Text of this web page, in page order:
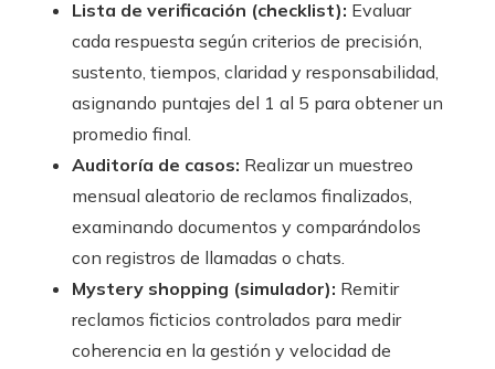
Lista de verificación (checklist): Evaluar
cada respuesta según criterios de precisión,
sustento, tiempos, claridad y responsabilidad,
asignando puntajes del 1 al 5 para obtener un
promedio final.
Auditoría de casos: Realizar un muestreo
mensual aleatorio de reclamos finalizados,
examinando documentos y comparándolos
con registros de llamadas o chats.
Mystery shopping (simulador): Remitir
reclamos ficticios controlados para medir
coherencia en la gestión y velocidad de